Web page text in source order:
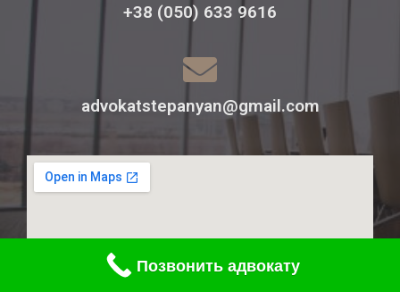
+38 (050) 633 9616
advokatstepanyan@gmail.com
Позвонить адвокату